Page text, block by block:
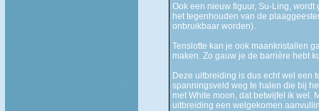
Ook een nieuw figuur, Su-Ling,
het tegenhouden van de
onbruikbaar worden).
Tenslotte kan je ook maankristallen
maken. Zo gauw je de barrière hebt
Deze uitbreiding is dus echt wel een
spanningsveld weg te halen die bij
met White moon, dat betwijfel ik wel.
uitbreiding een welgekomen